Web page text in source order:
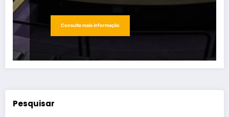
Consulte mais informação
Pesquisar